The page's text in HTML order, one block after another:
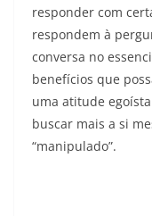
responder com
respondem à
conversa no
benefícios que
uma atitude
buscar mais a si
“manipulado”.